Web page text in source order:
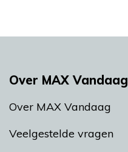
Over MAX Vandaag
Over MAX Vandaag
Veelgestelde vragen